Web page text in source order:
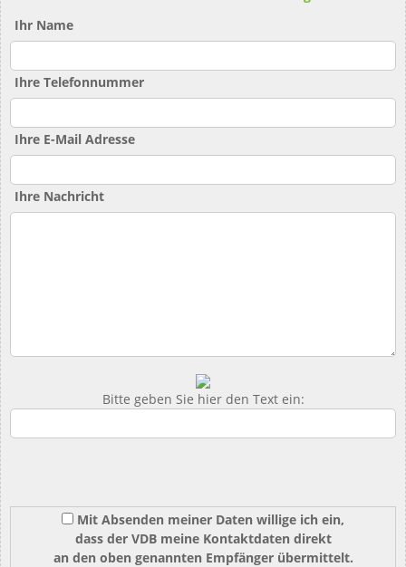
Ihr Name
Ihre Telefonnummer
Ihre E-Mail Adresse
Ihre Nachricht
Bitte geben Sie hier den Text ein:
Mit Absenden meiner Daten willige ich ein,
dass der VDB meine Kontaktdaten direkt
an den oben genannten Empfänger übermittelt.